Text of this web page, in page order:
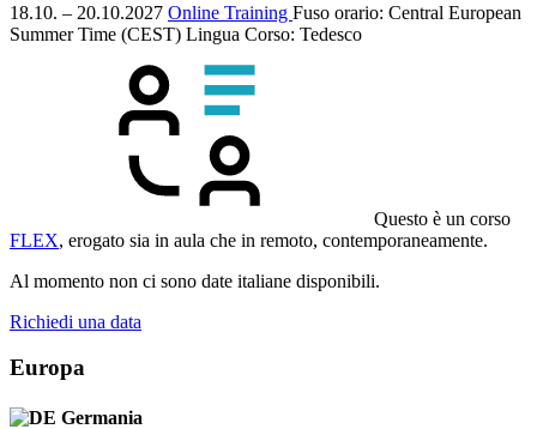
18.10. – 20.10.2027 Online Training Fuso orario: Central European
Summer Time (CEST) Lingua Corso: Tedesco
Questo è un corso
FLEX, erogato sia in aula che in remoto, contemporaneamente.
Al momento non ci sono date italiane disponibili.
Richiedi una data
Europa
Germania